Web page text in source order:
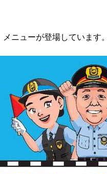
ニューが登場しています。